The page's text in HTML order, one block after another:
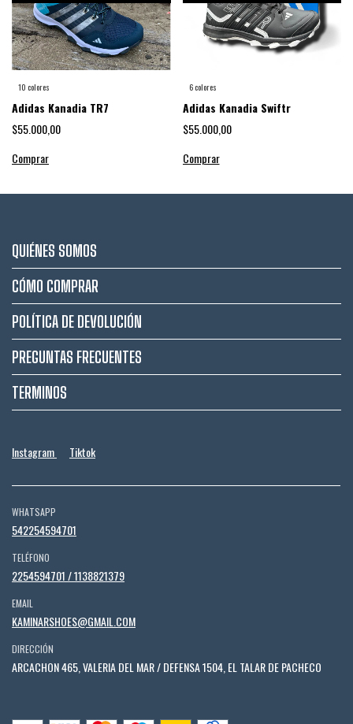
10 colores
Adidas Kanadia TR7
$55.000,00
Comprar
6 colores
Adidas Kanadia Swiftr
$55.000,00
Comprar
QUIÉNES SOMOS
CÓMO COMPRAR
POLÍTICA DE DEVOLUCIÓN
PREGUNTAS FRECUENTES
TERMINOS
Instagram Tiktok
WHATSAPP
542254594701
TELÉFONO
2254594701 / 1138821379
EMAIL
KAMINARSHOES@GMAIL.COM
DIRECCIÓN
ARCACHON 465, VALERIA DEL MAR / DEFENSA 1504, EL TALAR DE PACHECO